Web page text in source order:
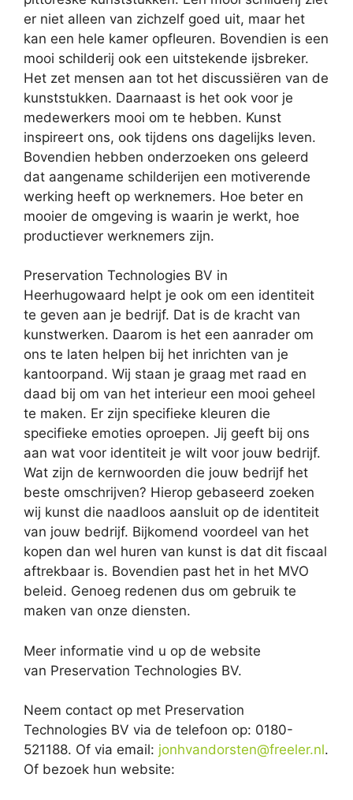
er niet alleen van zichzelf goed uit, maar het
kan een hele kamer opfleuren. Bovendien is een
mooi schilderij ook een uitstekende ijsbreker.
Het zet mensen aan tot het discussiëren van de
kunststukken. Daarnaast is het ook voor je
medewerkers mooi om te hebben. Kunst
inspireert ons, ook tijdens ons dagelijks leven.
Bovendien hebben onderzoeken ons geleerd
dat aangename schilderijen een motiverende
werking heeft op werknemers. Hoe beter en
mooier de omgeving is waarin je werkt, hoe
productiever werknemers zijn.
Preservation Technologies BV in
Heerhugowaard helpt je ook om een identiteit
te geven aan je bedrijf. Dat is de kracht van
kunstwerken. Daarom is het een aanrader om
ons te laten helpen bij het inrichten van je
kantoorpand. Wij staan je graag met raad en
daad bij om van het interieur een mooi geheel
te maken. Er zijn specifieke kleuren die
specifieke emoties oproepen. Jij geeft bij ons
aan wat voor identiteit je wilt voor jouw bedrijf.
Wat zijn de kernwoorden die jouw bedrijf het
beste omschrijven? Hierop gebaseerd zoeken
wij kunst die naadloos aansluit op de identiteit
van jouw bedrijf. Bijkomend voordeel van het
kopen dan wel huren van kunst is dat dit fiscaal
aftrekbaar is. Bovendien past het in het MVO
beleid. Genoeg redenen dus om gebruik te
maken van onze diensten.
Meer informatie vind u op de website
van Preservation Technologies BV.
Neem contact op met Preservation
Technologies BV via de telefoon op: 0180-
521188. Of via email: jonhvandorsten@freeler.nl.
Of bezoek hun website: